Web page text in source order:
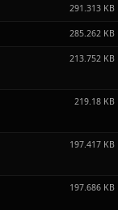
291.313 KB
285.262 KB
213.752 KB
219.18 KB
197.417 KB
197.686 KB